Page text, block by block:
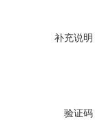
补充说明
验证码